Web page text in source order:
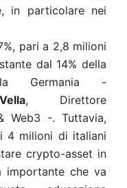
in particolare nei
pari a 2,8 milioni
dal 14% della
Germania -
, Direttore
Web3 -. Tuttavia,
4 milioni di italiani
crypto-asset in
che va